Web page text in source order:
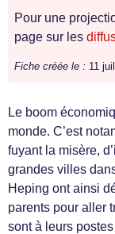
Pour une
page sur les
Fiche créée le : 11
Le boom
monde. C’est
fuyant la misère,
grandes villes
Heping ont ainsi
parents pour aller
sont à leurs